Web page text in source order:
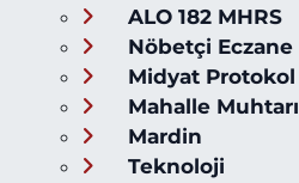
ALO 182 MHRS
Nöbetçi Eczane
Midyat Protokol
Mahalle
Mardin
Teknoloji